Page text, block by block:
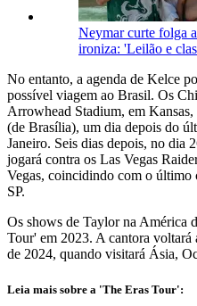
Neymar curte folga
ironiza: 'Leilão e
No entanto, a agenda de Kelce
possível viagem ao Brasil. Os
Arrowhead Stadium, em
(de Brasília), um dia depois do
Janeiro. Seis dias depois, no dia
jogará contra os Las Vegas
Vegas, coincidindo com o
SP.
Os shows de Taylor na América
Tour' em 2023. A cantora voltará
de 2024, quando visitará Ásia,
Leia mais sobre a 'The Eras Tour':